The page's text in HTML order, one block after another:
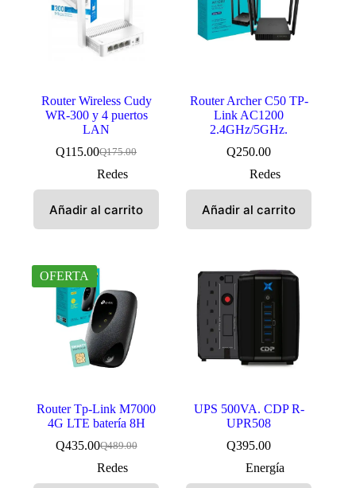
Router Wireless Cudy
WR-300 y 4 puertos
LAN
Q175.00
El
precio
original
Q175.00.
Q115.00El
precio
actual
Q115.00.
Redes
Añadir al carrito
Router Archer C50 TP-
Link AC1200
2.4GHz/5GHz.
Q250.00
Redes
Añadir al carrito
OFERTA
Router Tp-Link M7000
4G LTE batería 8H
Q489.00
El
precio
original
Q435.00El
precio
actual
Redes
UPS 500VA. CDP R-
UPR508
Q395.00
Energía